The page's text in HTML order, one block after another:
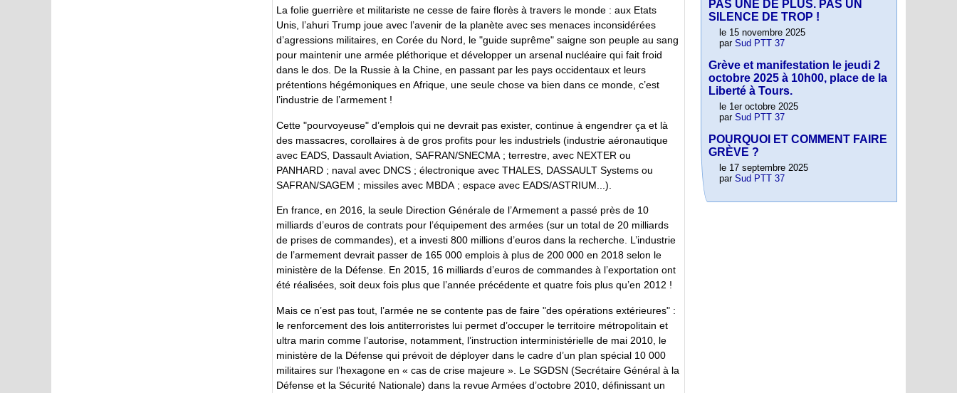
La folie guerrière et militariste ne cesse de faire florès à travers le monde : aux Etats
Unis, l’ahuri Trump joue avec l’avenir de la planète avec ses menaces inconsidérées
d’agressions militaires, en Corée du Nord, le "guide suprême" saigne son peuple au sang
pour maintenir une armée pléthorique et développer un arsenal nucléaire qui fait froid
dans le dos. De la Russie à la Chine, en passant par les pays occidentaux et leurs
prétentions hégémoniques en Afrique, une seule chose va bien dans ce monde, c’est
l’industrie de l’armement !
Cette "pourvoyeuse" d’emplois qui ne devrait pas exister, continue à engendrer ça et là
des massacres, corollaires à de gros profits pour les industriels (industrie aéronautique
avec EADS, Dassault Aviation, SAFRAN/SNECMA ; terrestre, avec NEXTER ou
PANHARD ; naval avec DNCS ; électronique avec THALES, DASSAULT Systems ou
SAFRAN/SAGEM ; missiles avec MBDA ; espace avec EADS/ASTRIUM...).
En france, en 2016, la seule Direction Générale de l’Armement a passé près de 10
milliards d’euros de contrats pour l’équipement des armées (sur un total de 20 milliards
de prises de commandes), et a investi 800 millions d’euros dans la recherche. L’industrie
de l’armement devrait passer de 165 000 emplois à plus de 200 000 en 2018 selon le
ministère de la Défense. En 2015, 16 milliards d’euros de commandes à l’exportation ont
été réalisées, soit deux fois plus que l’année précédente et quatre fois plus qu’en 2012 !
Mais ce n’est pas tout, l’armée ne se contente pas de faire "des opérations extérieures" :
le renforcement des lois antiterroristes lui permet d’occuper le territoire métropolitain et
ultra marin comme l’autorise, notamment, l’instruction interministérielle de mai 2010, le
ministère de la Défense qui prévoit de déployer dans le cadre d’un plan spécial 10 000
militaires sur l’hexagone en « cas de crise majeure ». Le SGDSN (Secrétaire Général à la
Défense et la Sécurité Nationale) dans la revue Armées d’octobre 2010, définissant un
PAS UNE DE PLUS. PAS UN
SILENCE DE TROP !
le 15 novembre 2025
par Sud PTT 37
Grève et manifestation le jeudi 2
octobre 2025 à 10h00, place de la
Liberté à Tours.
le 1er octobre 2025
par Sud PTT 37
POURQUOI ET COMMENT FAIRE
GRÈVE ?
le 17 septembre 2025
par Sud PTT 37